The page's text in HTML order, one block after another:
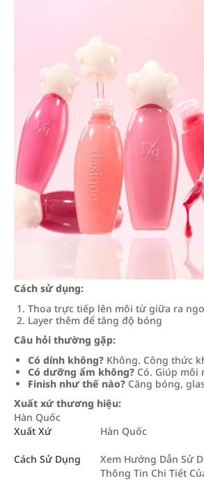
Cách sử dụng:
Thoa trực tiếp lên môi từ giữa ra
Layer thêm để tăng độ bóng
Câu hỏi thường gặp:
Có dính không? Không. Công thức
Có dưỡng ẩm không? Có. Giúp môi
Finish như thế nào? Căng bóng,
Xuất xứ thương hiệu:
Hàn Quốc
Xuất Xứ
Hàn Quốc
Cách Sử Dụng
Xem Hướng Dẫn Sử
Thông Tin Chi Tiết